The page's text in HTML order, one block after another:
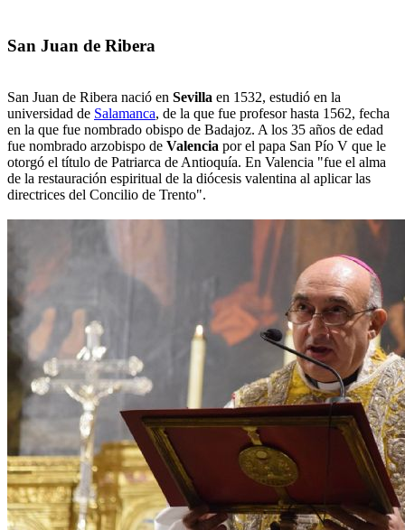
San Juan de Ribera
San Juan de Ribera nació en Sevilla en 1532, estudió en la
universidad de Salamanca, de la que fue profesor hasta 1562, fecha
en la que fue nombrado obispo de Badajoz. A los 35 años de edad
fue nombrado arzobispo de Valencia por el papa San Pío V que le
otorgó el título de Patriarca de Antioquía. En Valencia "fue el alma
de la restauración espiritual de la diócesis valentina al aplicar las
directrices del Concilio de Trento".